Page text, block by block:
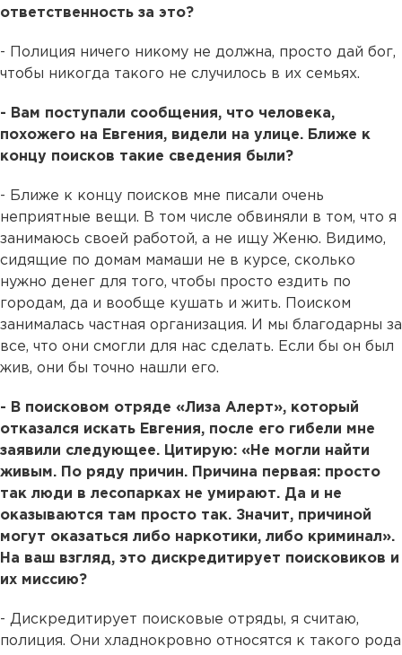
ответственность за это?
- Полиция ничего никому не должна, просто дай бог,
чтобы никогда такого не случилось в их семьях.
- Вам поступали сообщения, что человека,
похожего на Евгения, видели на улице. Ближе к
концу поисков такие сведения были?
- Ближе к концу поисков мне писали очень
неприятные вещи. В том числе обвиняли в том, что я
занимаюсь своей работой, а не ищу Женю. Видимо,
сидящие по домам мамаши не в курсе, сколько
нужно денег для того, чтобы просто ездить по
городам, да и вообще кушать и жить. Поиском
занималась частная организация. И мы благодарны за
все, что они смогли для нас сделать. Если бы он был
жив, они бы точно нашли его.
- В поисковом отряде «Лиза Алерт», который
отказался искать Евгения, после его гибели мне
заявили следующее. Цитирую: «Не могли найти
живым. По ряду причин. Причина первая: просто
так люди в лесопарках не умирают. Да и не
оказываются там просто так. Значит, причиной
могут оказаться либо наркотики, либо криминал».
На ваш взгляд, это дискредитирует поисковиков и
их миссию?
- Дискредитирует поисковые отряды, я считаю,
полиция. Они хладнокровно относятся к такого рода